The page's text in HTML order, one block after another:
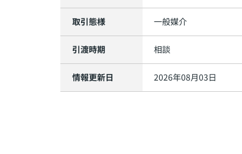
取引態様 一般媒介
引渡時期 相談
情報更新日 2026年08月03日